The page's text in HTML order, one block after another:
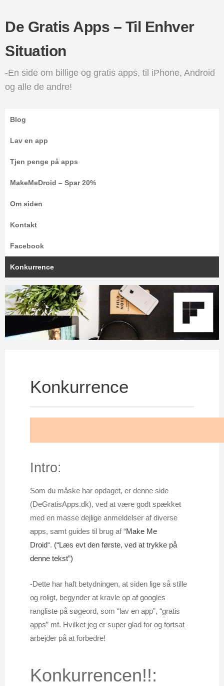
De Gratis Apps – Til Enhver
Situation
-En side om billige og gratis apps, til iPhone, Android
og alle de andre!
Blog
Lav en app
Tjen penge på apps
MakeMeDroid – Spar 20%
Om siden
Kontakt
Facebook
Konkurrence
Konkurrence
Intro:
Som du måske har opdaget, er denne side
(DeGratisApps.dk), ved at være godt spækket
med en masse dejlige anmeldelser af diverse
apps, samt guides til brug af “Make Me
Droid“. (“Læs evt den første, ved at trykke på
denne tekst”)
-Dette har haft betydningen, at siden lige så stille
og roligt, begynder at kravle op af googles
rangliste på søgeord, som “lav en app”, “gratis
apps” mf. Hvilket jeg er super glad for og fortsat
arbejder på at forbedre!
Konkurrencen!!: